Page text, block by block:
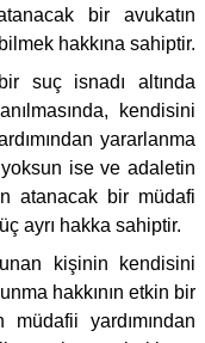
bir avukatın
hakkına sahiptir.
suç isnadı altında
kendisini
yararlanma
ise ve adaletin
atanacak bir müdafi
ayrı hakka sahiptir.
kişinin kendisini
hakkının etkin bir
yardımından